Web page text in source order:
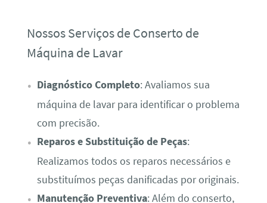
Nossos Serviços de Conserto de
Máquina de Lavar
Diagnóstico Completo: Avaliamos sua
máquina de lavar para identificar o problema
com precisão.
Reparos e Substituição de Peças:
Realizamos todos os reparos necessários e
substituímos peças danificadas por originais.
Manutenção Preventiva: Além do conserto,